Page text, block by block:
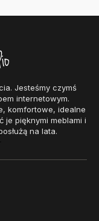
Jesteśmy czymś
internetowym.
komfortowe, idealne
je pięknymi meblami i
na lata.